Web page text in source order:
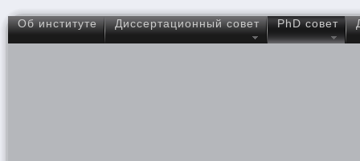
Об институте Диссертационный совет PhD совет